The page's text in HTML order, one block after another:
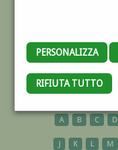
PERSONALIZZA
RIFIUTA TUTTO
MUSICA
A B C D
J K L M